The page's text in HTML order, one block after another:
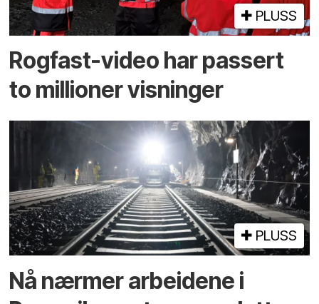
PLUSS
Rogfast-video har passert
to millioner visninger
PLUSS
Nå nærmer arbeidene i